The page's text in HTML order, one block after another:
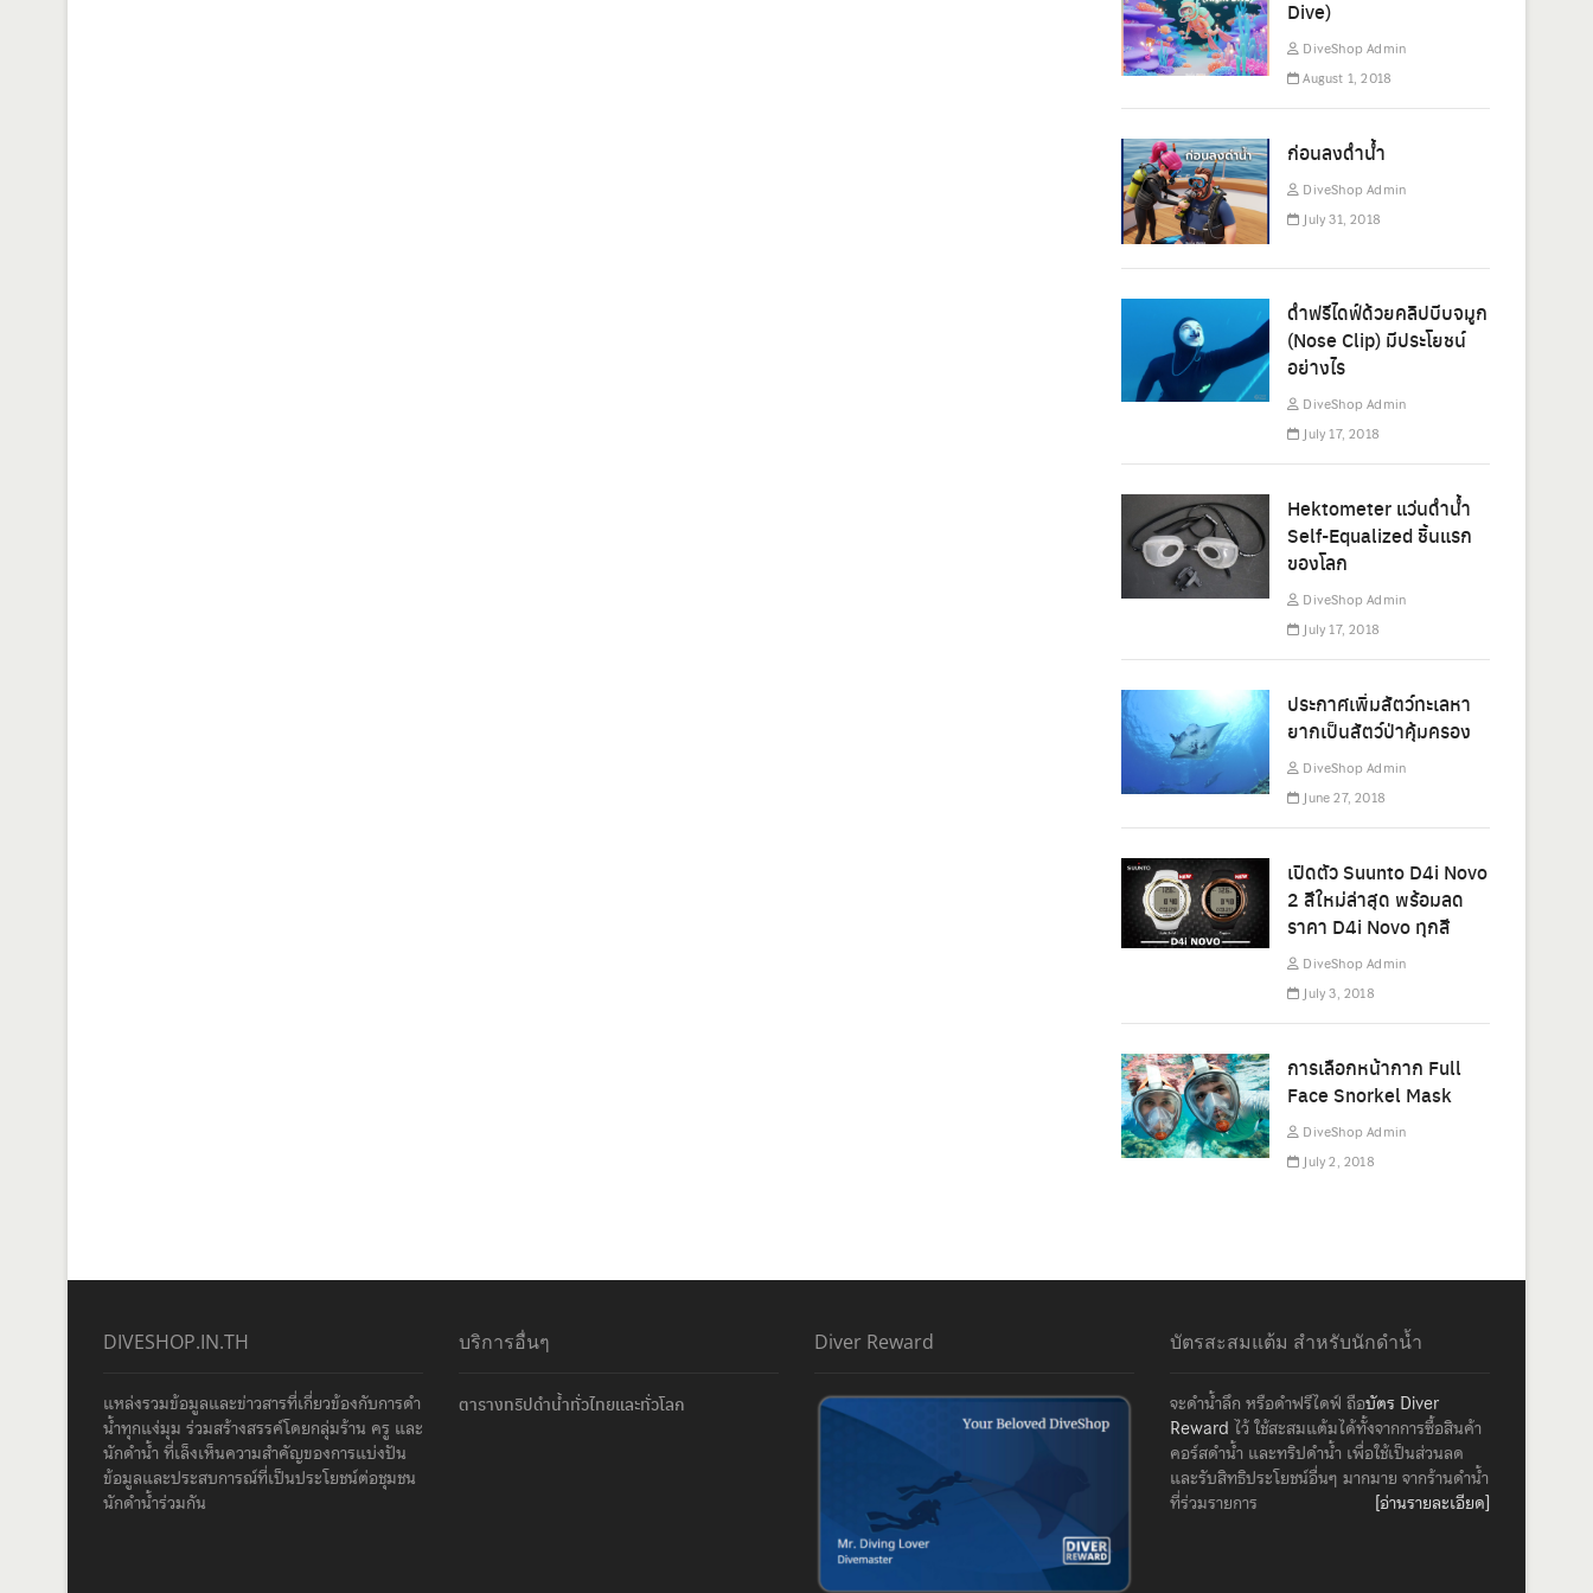
Dive)
DiveShop Admin
August 1, 2018
ก่อนลงดำน้ำ
DiveShop Admin
July 31, 2018
ดำฟรีไดฟ์ด้วยคลิปบีบจมูก
(Nose Clip) มีประโยชน์
อย่างไร
DiveShop Admin
July 17, 2018
Hektometer แว่นดำน้ำ
Self-Equalized ชิ้นแรก
ของโลก
DiveShop Admin
July 17, 2018
ประกาศเพิ่มสัตว์ทะเลหา
ยากเป็นสัตว์ป่าคุ้มครอง
DiveShop Admin
June 27, 2018
เปิดตัว Suunto D4i Novo
2 สีใหม่ล่าสุด พร้อมลด
ราคา D4i Novo ทุกสี
DiveShop Admin
July 3, 2018
การเลือกหน้ากาก Full
Face Snorkel Mask
DiveShop Admin
July 2, 2018
DIVESHOP.IN.TH
แหล่งรวมข้อมูลและข่าวสารที่เกี่ยวข้องกับการดำ
น้ำทุกแง่มุม ร่วมสร้างสรรค์โดยกลุ่มร้าน ครู และ
นักดำน้ำ ที่เล็งเห็นความสำคัญของการแบ่งปัน
ข้อมูลและประสบการณ์ที่เป็นประโยชน์ต่อชุมชน
นักดำน้ำร่วมกัน
บริการอื่นๆ
ตารางทริปดำน้ำทั่วไทยและทั่วโลก
Diver Reward บัตรสะสมแต้ม สำหรับนักดำน้ำ
จะดำน้ำลึก หรือดำฟรีไดฟ์ ถือบัตร Diver
Reward ไว้ ใช้สะสมแต้มได้ทั้งจากการซื้อสินค้า
คอร์สดำน้ำ และทริปดำน้ำ เพื่อใช้เป็นส่วนลด
และรับสิทธิประโยชน์อื่นๆ มากมาย จากร้านดำน้ำ
ที่ร่วมรายการ
[อ่านรายละเอียด]